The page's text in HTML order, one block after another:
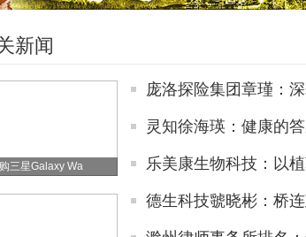
新闻
购三星Galaxy Wa
庞洛探险集团章瑾：
灵知徐海瑛：健康的
乐美康生物科技：以
德生科技虢晓彬：桥